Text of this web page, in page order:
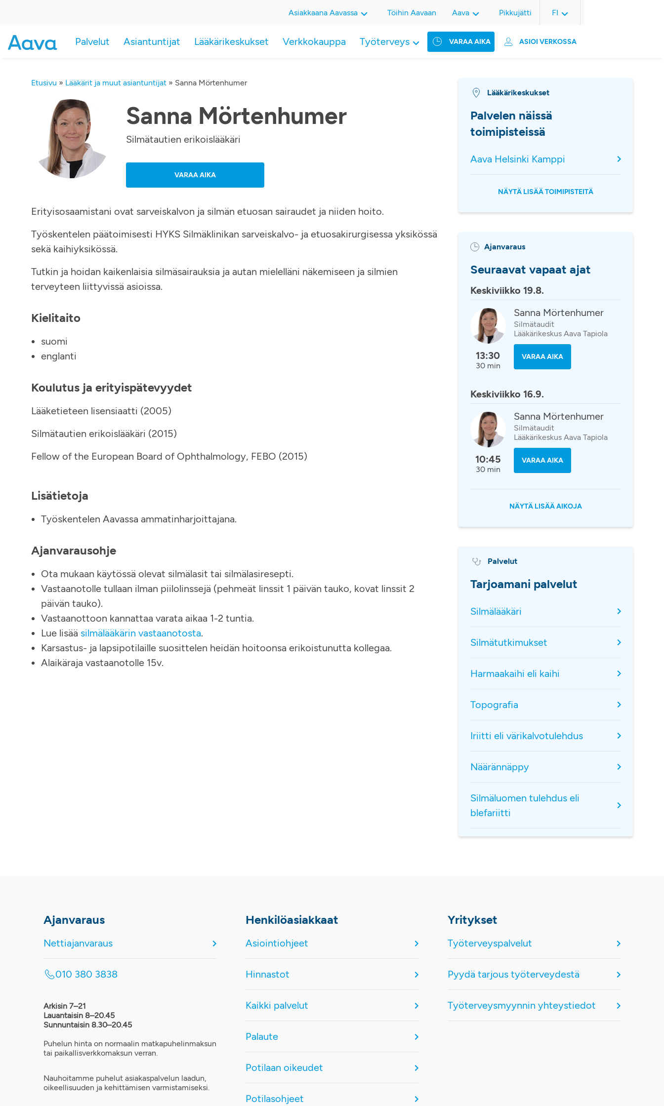
VARAA AIKA ASIOI VERKOSSA
Palvelut Asiantuntijat Lääkärikeskukset Verkkokauppa Työterveys
Asiakkaana Aavassa Töihin Aavaan Aava Pikkujätti FI
Etusivu » Lääkärit ja muut asiantuntijat » Sanna Mörtenhumer
Sanna Mörtenhumer
Silmätautien erikoislääkäri
VARAA AIKA
Erityisosaamistani ovat sarveiskalvon ja silmän etuosan sairaudet ja niiden hoito.
Työskentelen päätoimisesti HYKS Silmäklinikan sarveiskalvo- ja etuosakirurgisessa yksikössä
sekä kaihiyksikössä.
Tutkin ja hoidan kaikenlaisia silmäsairauksia ja autan mielelläni näkemiseen ja silmien
terveyteen liittyvissä asioissa.
Kielitaito
suomi
englanti
Koulutus ja erityispätevyydet
Lääketieteen lisensiaatti (2005)
Silmätautien erikoislääkäri (2015)
Fellow of the European Board of Ophthalmology, FEBO (2015)
Lisätietoja
Työskentelen Aavassa ammatinharjoittajana.
Ajanvarausohje
Ota mukaan käytössä olevat silmälasit tai silmälasiresepti.
Vastaanotolle tullaan ilman piilolinssejä (pehmeät linssit 1 päivän tauko, kovat linssit 2
päivän tauko).
Vastaanottoon kannattaa varata aikaa 1-2 tuntia.
Lue lisää silmälääkärin vastaanotosta.
Karsastus- ja lapsipotilaille suosittelen heidän hoitoonsa erikoistunutta kollegaa.
Alaikäraja vastaanotolle 15v.
Lääkärikeskukset
Palvelen näissä
toimipisteissä
Aava Helsinki Kamppi
NÄYTÄ LISÄÄ TOIMIPISTEITÄ
Ajanvaraus
Seuraavat vapaat ajat
Keskiviikko 19.8.
13:30
30 min
Sanna Mörtenhumer
Silmätaudit
Lääkärikeskus Aava Tapiola
VARAA AIKA
Keskiviikko 16.9.
10:45
30 min
Sanna Mörtenhumer
Silmätaudit
Lääkärikeskus Aava Tapiola
VARAA AIKA
NÄYTÄ LISÄÄ AIKOJA
Palvelut
Tarjoamani palvelut
Silmälääkäri
Silmätutkimukset
Harmaakaihi eli kaihi
Topografia
Iriitti eli värikalvotulehdus
Näärännäppy
Silmäluomen tulehdus eli
blefariitti
Ajanvaraus
Nettiajanvaraus
010 380 3838
Arkisin 7–21
Lauantaisin 8–20.45
Sunnuntaisin 8.30–20.45
Puhelun hinta on normaalin matkapuhelinmaksun
tai paikallisverkkomaksun verran.
Nauhoitamme puhelut asiakaspalvelun laadun,
oikeellisuuden ja kehittämisen varmistamiseksi.
Henkilöasiakkaat
Asiointiohjeet
Hinnastot
Kaikki palvelut
Palaute
Potilaan oikeudet
Potilasohjeet
Yritykset
Työterveyspalvelut
Pyydä tarjous työterveydestä
Työterveysmyynnin yhteystiedot